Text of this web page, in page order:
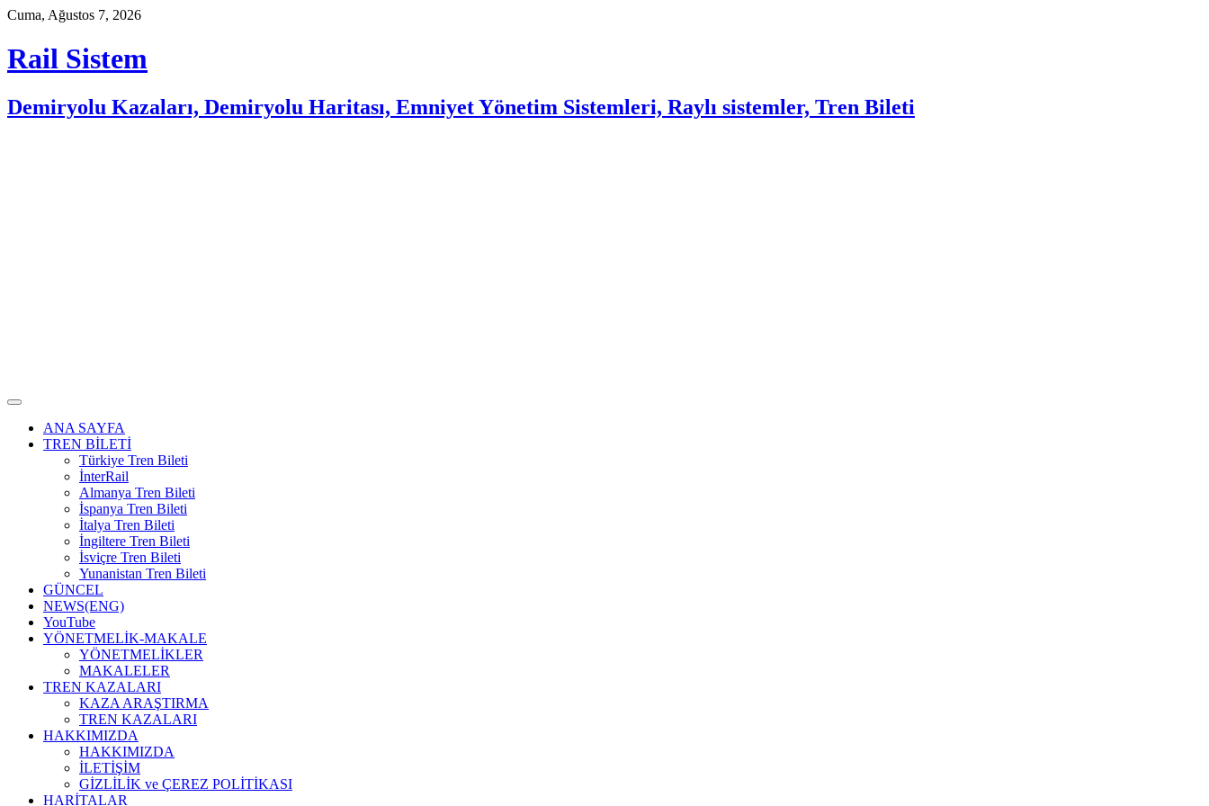
Skip
content
Cuma, Ağustos 7, 2026
Rail Sistem
Demiryolu Kazaları, Demiryolu Haritası, Emniyet Yönetim Sistemleri, Raylı sistemler, Tren Bileti
ANA SAYFA
TREN BİLETİ
Türkiye Tren Bileti
İnterRail
Almanya Tren Bileti
İspanya Tren Bileti
İtalya Tren Bileti
İngiltere Tren Bileti
İsviçre Tren Bileti
Yunanistan Tren Bileti
GÜNCEL
NEWS(ENG)
YouTube
YÖNETMELİK-MAKALE
YÖNETMELİKLER
MAKALELER
TREN KAZALARI
KAZA ARAŞTIRMA
TREN KAZALARI
HAKKIMIZDA
HAKKIMIZDA
İLETİŞİM
GİZLİLİK ve ÇEREZ POLİTİKASI
HARİTALAR